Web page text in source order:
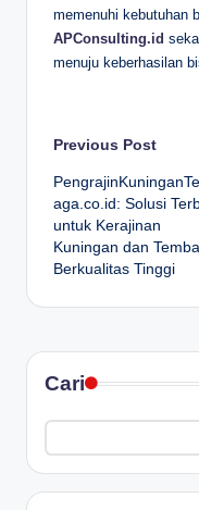
memenuhi kebutuhan
APConsulting.id
menuju keberhasilan
Post
Previous Post
aga.co.id: Solusi
untuk Kerajinan
Kuningan dan
Berkualitas Tinggi
Cari